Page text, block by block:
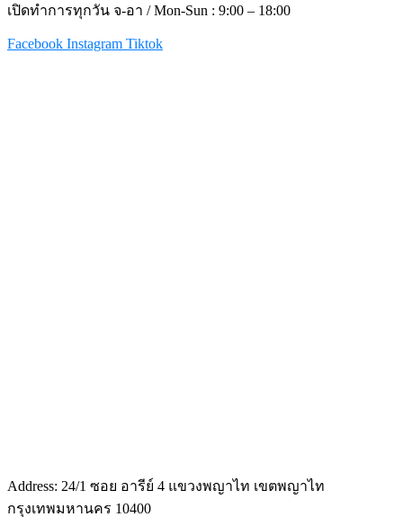
เปิดทำการทุกวัน จ-อา / Mon-Sun : 9:00 – 18:00
Facebook Instagram Tiktok
Address: 24/1 ซอย อารีย์ 4 แขวงพญาไท เขตพญาไท
กรุงเทพมหานคร 10400